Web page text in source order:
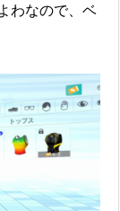
わなので、ベ